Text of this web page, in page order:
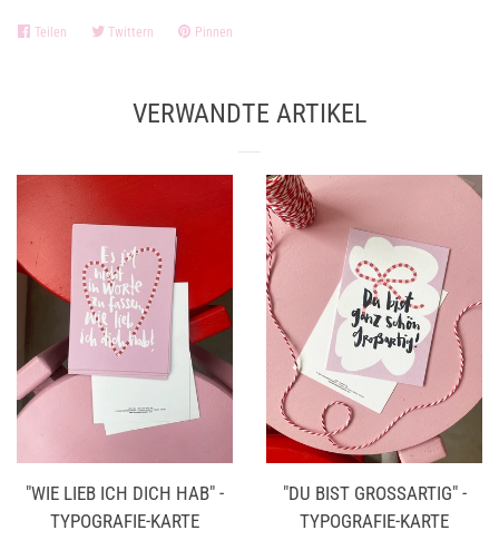
Teilen Twittern Pinnen
VERWANDTE ARTIKEL
"WIE LIEB ICH DICH HAB" -
TYPOGRAFIE-KARTE
"DU BIST GROSSARTIG" - T
YPOGRAFIE-KARTE